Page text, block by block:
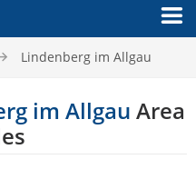
Lindenberg im Allgau
im Allgau Area